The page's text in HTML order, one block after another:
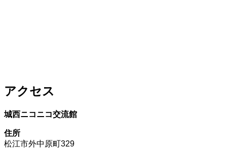
アクセス
城西ニコニコ交流館
住所
松江市外中原町329